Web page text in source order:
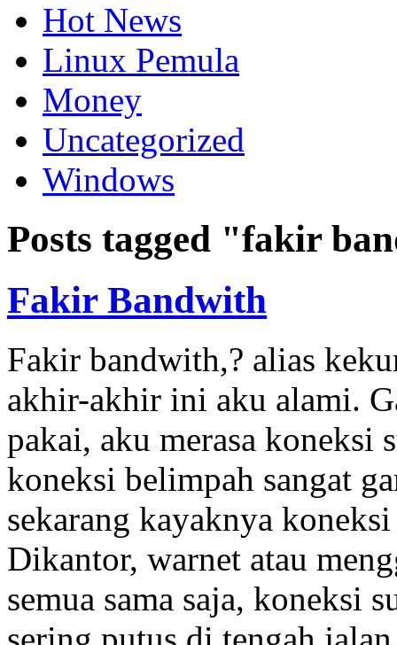
Hot News
Linux Pemula
Money
Uncategorized
Windows
Posts tagged "fakir
Fakir Bandwith
Fakir bandwith,? alias
akhir-akhir ini aku alami.
pakai, aku merasa koneksi
koneksi belimpah sangat
sekarang kayaknya
Dikantor, warnet atau
semua sama saja, koneksi